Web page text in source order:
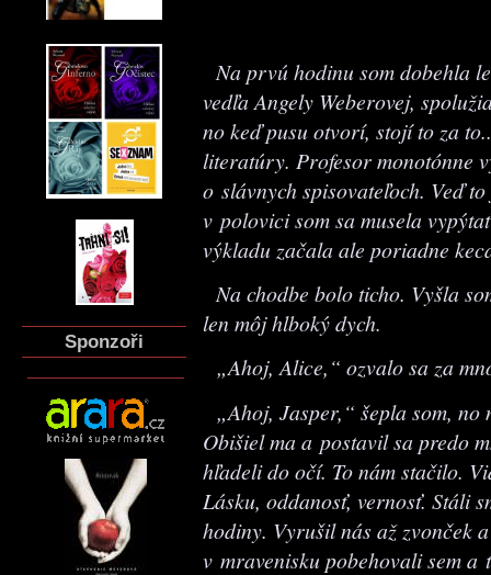
Sponzoři
Na prvú hodinu som dobehla
vedľa Angely Weberovej,
no keď pusu otvorí, stojí to za
literatúry. Profesor monotónne
o slávnych spisovateľoch. Veď
v polovici som sa musela
výkladu začala ale poriadne
Na chodbe bolo ticho. Vyšla
len môj hlboký dych.
„Ahoj, Alice,“ ozvalo sa za
„Ahoj, Jasper,“ šepla som,
Obišiel ma a postavil sa predo
hľadeli do očí. To nám stačilo.
Lásku, oddanosť, vernosť. Stáli
hodiny. Vyrušil nás až zvonček
v mravenisku pobehovali sem a